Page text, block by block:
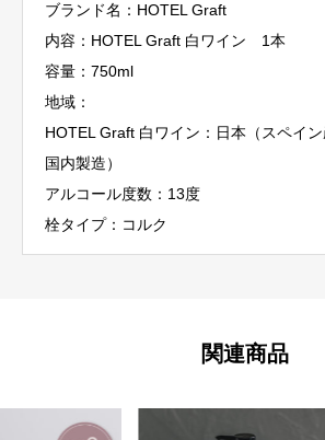
ブランド名：HOTEL Graft
内容：HOTEL Graft 白ワイン 1本
容量：750ml
地域：
HOTEL Graft 白ワイン：日本（スペイン
国内製造）
アルコール度数：13度
栓タイプ：コルク
関連商品